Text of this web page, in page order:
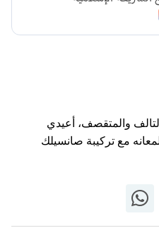
والمتقصف، أعيدي
مع تركيبة صانسيلك